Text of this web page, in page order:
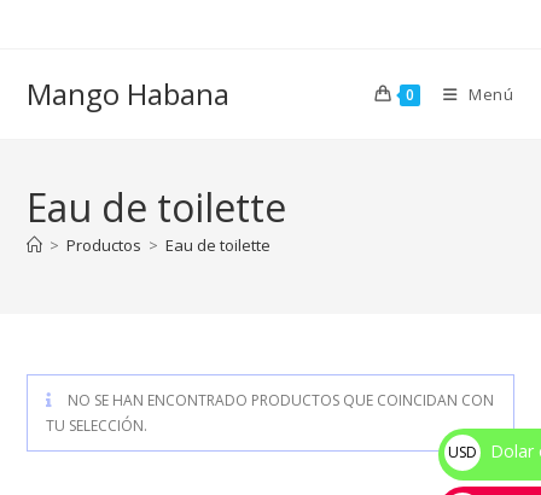
Mango Habana 0 Menú
Eau de toilette
> Productos > Eau de toilette
NO SE HAN ENCONTRADO PRODUCTOS QUE COINCIDAN CON
TU SELECCIÓN.
USD
$
Dolar